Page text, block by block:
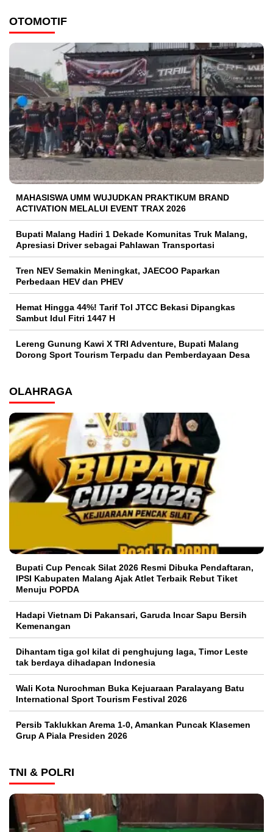
OTOMOTIF
MAHASISWA UMM WUJUDKAN PRAKTIKUM BRAND
ACTIVATION MELALUI EVENT TRAX 2026
Bupati Malang Hadiri 1 Dekade Komunitas Truk Malang,
Apresiasi Driver sebagai Pahlawan Transportasi
Tren NEV Semakin Meningkat, JAECOO Paparkan
Perbedaan HEV dan PHEV
Hemat Hingga 44%! Tarif Tol JTCC Bekasi Dipangkas
Sambut Idul Fitri 1447 H
Lereng Gunung Kawi X TRI Adventure, Bupati Malang
Dorong Sport Tourism Terpadu dan Pemberdayaan Desa
OLAHRAGA
Bupati Cup Pencak Silat 2026 Resmi Dibuka Pendaftaran,
IPSI Kabupaten Malang Ajak Atlet Terbaik Rebut Tiket
Menuju POPDA
Hadapi Vietnam Di Pakansari, Garuda Incar Sapu Bersih
Kemenangan
Dihantam tiga gol kilat di penghujung laga, Timor Leste
tak berdaya dihadapan Indonesia
Wali Kota Nurochman Buka Kejuaraan Paralayang Batu
International Sport Tourism Festival 2026
Persib Taklukkan Arema 1-0, Amankan Puncak Klasemen
Grup A Piala Presiden 2026
TNI & POLRI